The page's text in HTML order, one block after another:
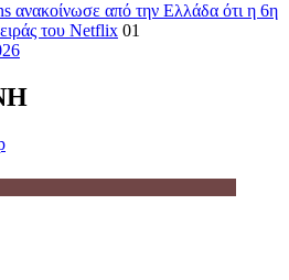
από την Ελλάδα ότι η 6η
του Netflix 01